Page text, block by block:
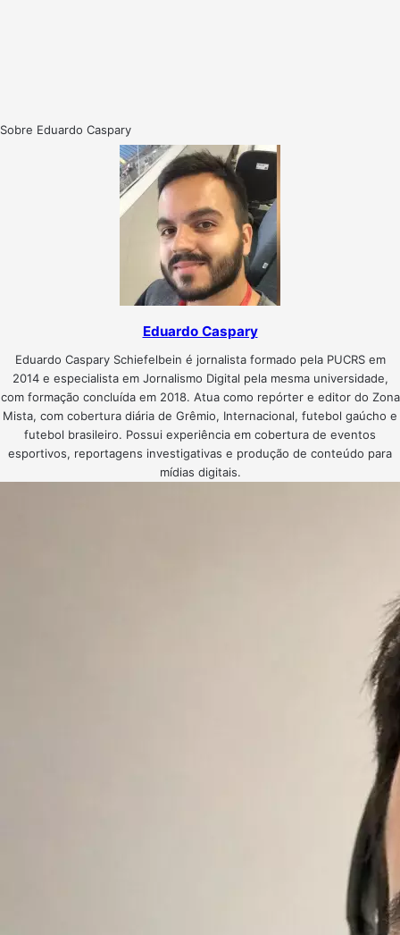
Sobre Eduardo Caspary
Eduardo Caspary
Eduardo Caspary Schiefelbein é jornalista formado pela PUCRS em
2014 e especialista em Jornalismo Digital pela mesma universidade,
com formação concluída em 2018. Atua como repórter e editor do Zona
Mista, com cobertura diária de Grêmio, Internacional, futebol gaúcho e
futebol brasileiro. Possui experiência em cobertura de eventos
esportivos, reportagens investigativas e produção de conteúdo para
mídias digitais.